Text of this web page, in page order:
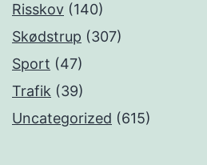
Risskov (140)
Skødstrup (307)
Sport (47)
Trafik (39)
Uncategorized (615)